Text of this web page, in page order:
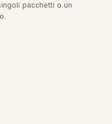
pacchetti o un